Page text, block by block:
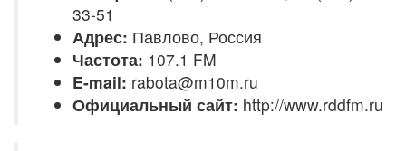
33-51
Адрес: Павлово, Россия
Частота: 107.1 FM
E-mail: rabota@m10m.ru
Официальный сайт: http://www.rddfm.ru